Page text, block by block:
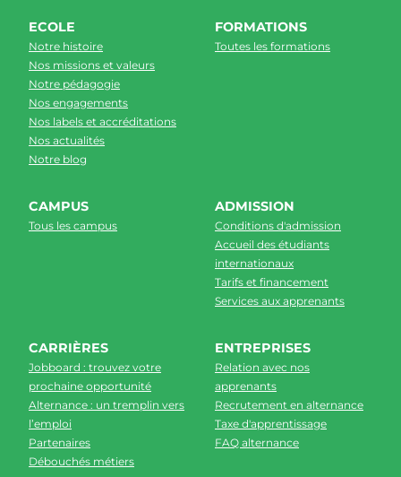
ECOLE
Notre histoire
Nos missions et valeurs
Notre pédagogie
Nos engagements
Nos labels et accréditations
Nos actualités
Notre blog
FORMATIONS
Toutes les formations
CAMPUS
Tous les campus
ADMISSION
Conditions d'admission
Accueil des étudiants
internationaux
Tarifs et financement
Services aux apprenants
CARRIÈRES
Jobboard : trouvez votre
prochaine opportunité
Alternance : un tremplin vers
l’emploi
Partenaires
Débouchés métiers
ENTREPRISES
Relation avec nos
apprenants
Recrutement en alternance
Taxe d'apprentissage
FAQ alternance